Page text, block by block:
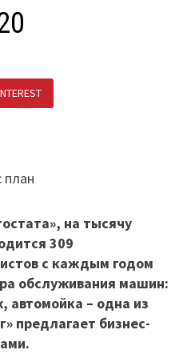
на тысячу
309
с каждым годом
обслуживания машин:
автомойка – одна из
предлагает бизнес-